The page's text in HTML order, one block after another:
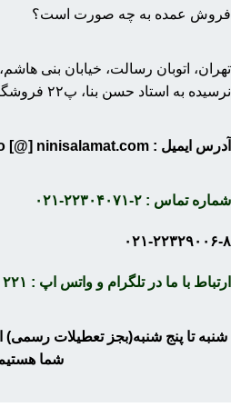
فروش عمده به چه صورت است؟
تهران، اتوبان رسالت، خیابان بنی
نرسیده به استاد حسن بنا، پ۲۲ فروشگاه نی نی سلامت
آدرس ایمیل : info [@] ninisalamat.com
شماره تماس : ۲-۲۲۳۰۴۰۷۱-۰۲۱
۰۲۱-۲۲۳۲۹۰۰۶-۸
ارتباط با ما در تلگرام و واتس اپ : ۰۹۲۱۶۳۹۰۲۲۱
شما